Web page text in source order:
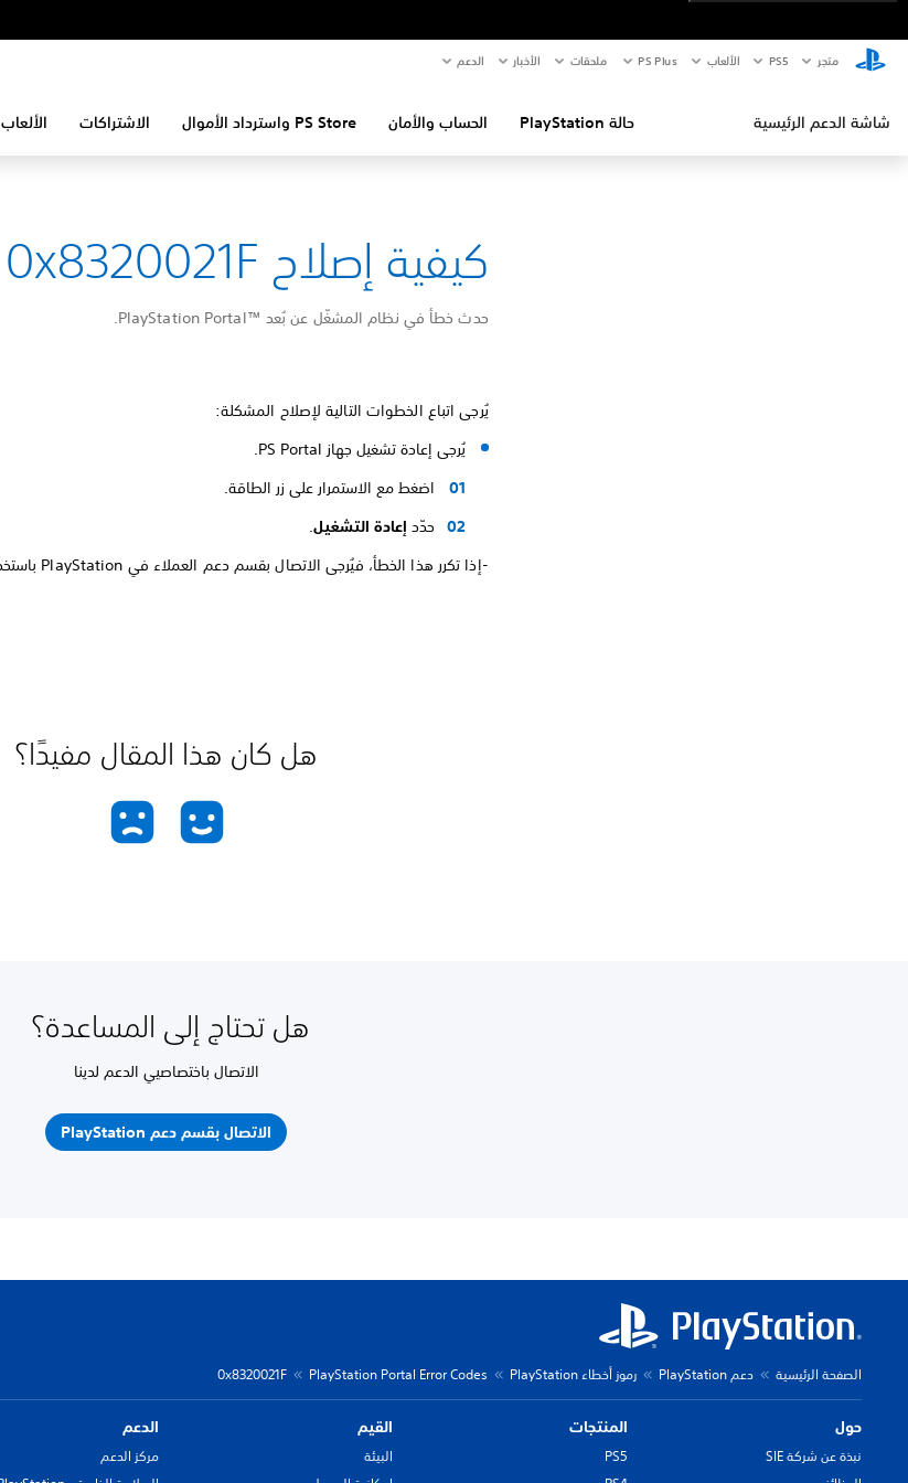
متجر PS5‏ الألعاب PS Plus ملحقات الأخبار الدعم
شاشة الدعم الرئيسية حالة PlayStation الحساب والأمان PS Store واسترداد الأموال الاشتراكات الألعاب
كيفية إصلاح 0x8320021F
حدث خطأ في نظام المشغّل عن بُعد PlayStation Portal™‎.
يُرجى اتباع الخطوات التالية لإصلاح المشكلة:
يُرجى إعادة تشغيل جهاز PS Portal.
اضغط مع الاستمرار على زر الطاقة.
حدّد إعادة التشغيل.
-إذا تكرر هذا الخطأ، فيُرجى الاتصال بقسم دعم العملاء في PlayStation باستخدام الرابط أدناه.
هل كان هذا المقال مفيدًا؟
هل تحتاج إلى المساعدة؟
الاتصال باختصاصيي الدعم لدينا
الاتصال بقسم دعم PlayStation
الصفحة الرئيسية دعم PlayStation رموز أخطاء PlayStation PlayStation Portal Error Codes
0x8320021F
حول
نبذة عن شركة SIE
المنتجات
PS5
القيم
البيئة
الدعم
مركز الدعم